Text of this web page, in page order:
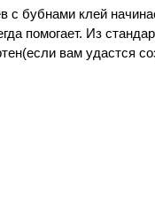
с бубнами клей
помогает. Из
вам удастся